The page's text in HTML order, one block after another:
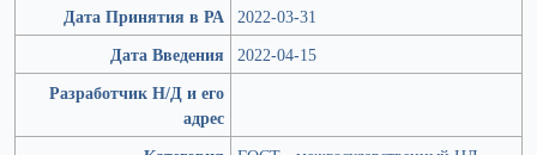
Дата Принятия в РА 2022-03-31
Дата Введения
2022-04-15
Разработчик Н/Д и его
адрес